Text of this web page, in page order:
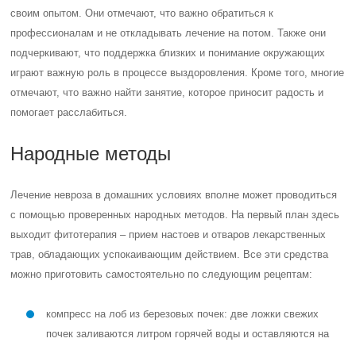
своим опытом. Они отмечают, что важно обратиться к
профессионалам и не откладывать лечение на потом. Также они
подчеркивают, что поддержка близких и понимание окружающих
играют важную роль в процессе выздоровления. Кроме того, многие
отмечают, что важно найти занятие, которое приносит радость и
помогает расслабиться.
Народные методы
Лечение невроза в домашних условиях вполне может проводиться
с помощью проверенных народных методов. На первый план здесь
выходит фитотерапия – прием настоев и отваров лекарственных
трав, обладающих успокаивающим действием. Все эти средства
можно приготовить самостоятельно по следующим рецептам:
компресс на лоб из березовых почек: две ложки свежих
почек заливаются литром горячей воды и оставляются на